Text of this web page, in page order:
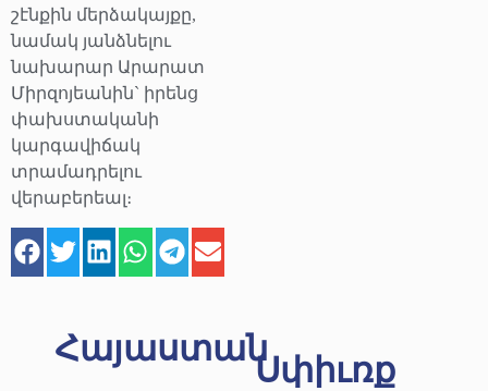
շէնքին մերձակայքը,
նամակ յանձնելու
նախարար Արարատ
Միրզոյեանին` իրենց
փախստականի
կարգավիճակ
տրամադրելու
վերաբերեալ։
Հայաստան
Սփիւռք